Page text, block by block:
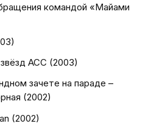
командой «Майами
ACC (2003)
зачете на параде –
(2002)
(2002)